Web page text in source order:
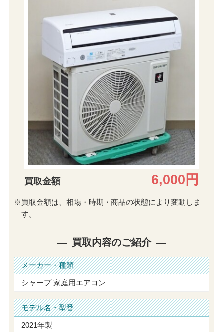
買取金額 6,000円
※買取金額は、相場・時期・商品の状態により変動しま
す。
買取内容のご紹介
メーカー・種類
シャープ 家庭用エアコン
モデル名・型番
2021年製